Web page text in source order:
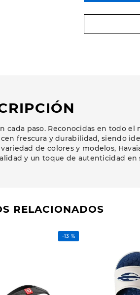
cada paso. Reconocidas en todo
frescura y durabilidad, siendo
de colores y modelos,
y un toque de autenticidad en
RELACIONADOS
-13 %